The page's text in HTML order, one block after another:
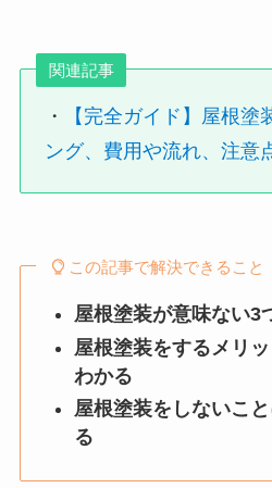
関連記事
・
【完全ガイド】屋根塗
ング、費用や流れ、注意
この記事で解決できること
屋根塗装が意味ない3
屋根塗装をするメリ
わかる
屋根塗装をしないこ
る